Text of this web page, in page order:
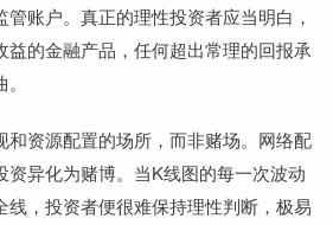
账户。真正的理性投资者应当明白，
益的金融产品，任何超出常理的回报承
和资源配置的场所，而非赌场。网络配
资异化为赌博。当K线图的每一次波动
线，投资者便很难保持理性判断，极易